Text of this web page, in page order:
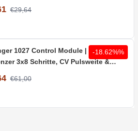
€29,64
1027 Control Module | Analoger
3x8 Schritte, CV Pulsweite &
€61,00
-18.62%%